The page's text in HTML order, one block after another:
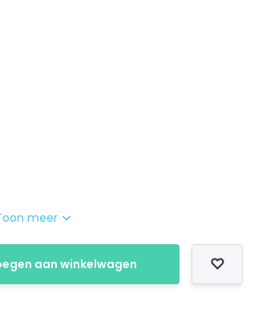
meer
aan winkelwagen